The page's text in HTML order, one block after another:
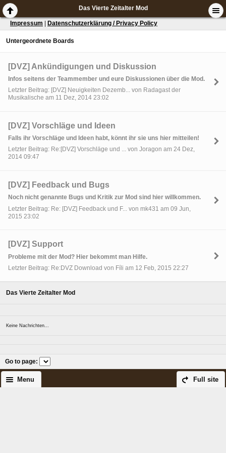
Das Vierte Zeitalter Mod
Impressum Datenschutzerklärung / Privacy Policy
Untergeordnete Boards
[DVZ] Ankündigungen und Diskussion
Infos seitens der Teammember und eure Diskussionen über die Mod.
Letzter Beitrag: [DVZ] Neuigkeiten Dezemb... von Radagast der
Musikalische am 11 Dez, 2014 23:02
[DVZ] Vorschläge und Ideen
Falls ihr Vorschläge und Ideen habt, könnt ihr sie uns hier mitteilen!
Letzter Beitrag: Re:[DVZ] Vorschläge und ... von Joragon am 24 Dez,
2014 09:47
[DVZ] Feedback und Bugs
Noch nicht genannte Bugs und Kritik zur Mod sind hier willkommen.
Letzter Beitrag: Re: [DVZ] Feedback und F... von mk431 am 09 Jun,
2015 23:02
[DVZ] Support
Probleme mit der Mod? Hier bekommt man Hilfe.
Letzter Beitrag: Re:DVZ Download von Fíli am 12 Feb, 2015 22:27
Das Vierte Zeitalter Mod
Keine Nachrichten...
Go to page:
Full site
Menu